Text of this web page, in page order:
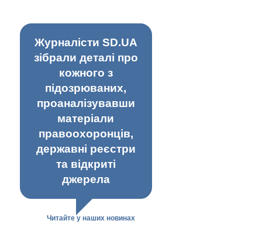
Журналісти SD.UA
зібрали деталі про
кожного з
підозрюваних,
проаналізувавши
матеріали
правоохоронців,
державні реєстри
та відкриті
джерела
Читайте у наших новинах